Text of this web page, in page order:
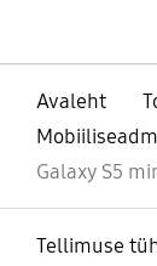
Avaleht
Galaxy S5
Tellimuse